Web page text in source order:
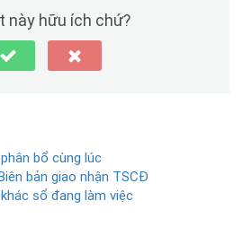
này hữu ích chứ?
bổ cùng lúc
bản giao nhận TSCĐ
sổ đang làm việc